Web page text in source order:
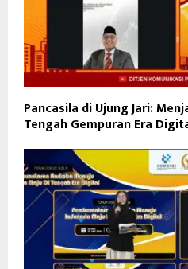
Pancasila di Ujung Jari:
Tengah Gempuran Era